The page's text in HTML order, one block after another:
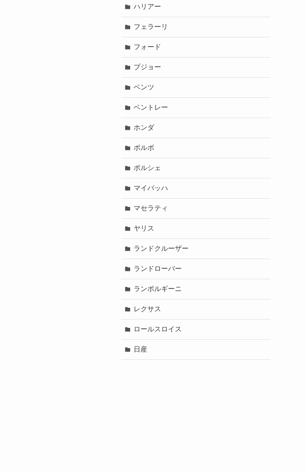
ハリアー
フェラーリ
フォード
プジョー
ベンツ
ベントレー
ホンダ
ボルボ
ポルシェ
マイバッハ
マセラティ
ヤリス
ランドクルーザー
ランドローバー
ランボルギーニ
レクサス
ロールスロイス
日産